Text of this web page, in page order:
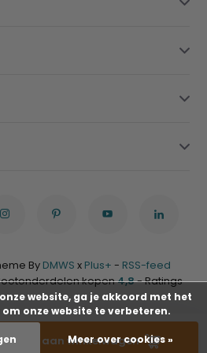
aan winkelwagen
By DMWS x Plus+ - RSS-feed
kopen4,8- Ratings
website, ga je akkoord met het
onze website te verbeteren.
Meer over cookies »